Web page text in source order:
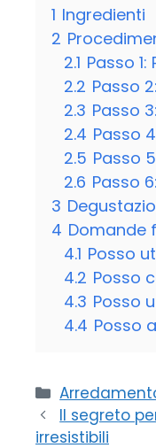
1 Ingredienti
2
2.1 Passo
2.2 Passo
2.3 Passo
2.4 Passo
2.5 Passo
2.6 Passo
3
4 Domande
4.1 Posso
4.2 Posso
4.3 Posso
4.4 Posso
Categorie
Il segreto
irresistibili